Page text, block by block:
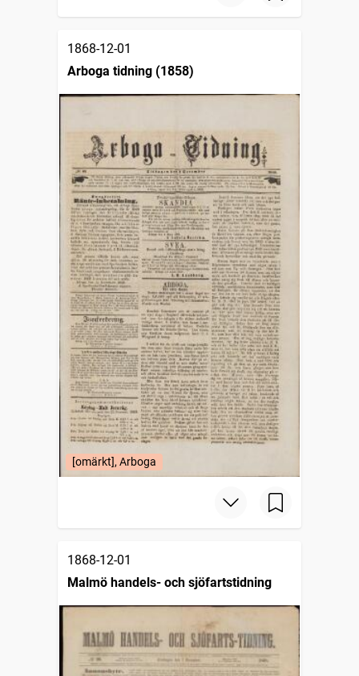
1868-12-01
Arboga tidning (1858)
[omärkt], Arboga
1868-12-01
Malmö handels- och sjöfartstidning